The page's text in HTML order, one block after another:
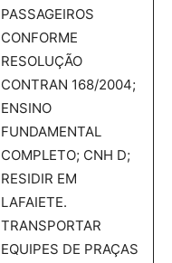
PASSAGEIROS
CONFORME
RESOLUÇÃO
CONTRAN 168/2004;
ENSINO
FUNDAMENTAL
COMPLETO; CNH D;
RESIDIR EM
LAFAIETE.
TRANSPORTAR
EQUIPES DE PRAÇAS